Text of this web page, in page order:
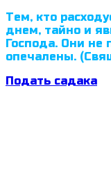
Тем, кто
днем, тайно и
Господа. Они не
опечалены.
Подать садака